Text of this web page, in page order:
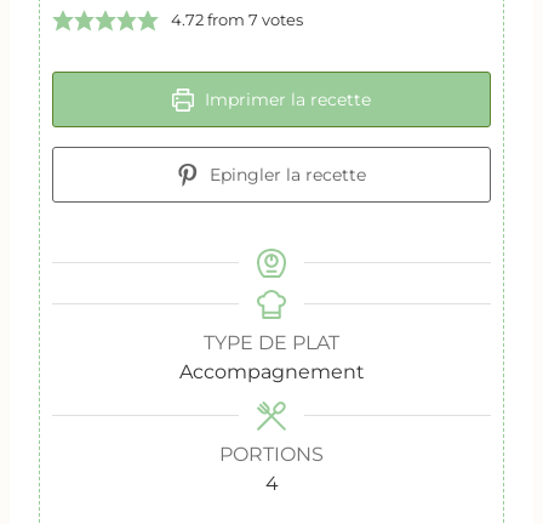
4.72from 7 votes
Imprimer la recette
Epingler la recette
TYPE DE PLAT
Accompagnement
PORTIONS
4